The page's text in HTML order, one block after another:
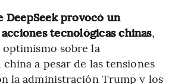
DeepSeek provocó un
tecnológicas chinas,
sobre la
a pesar de las tensiones
la administración Trump y los